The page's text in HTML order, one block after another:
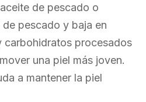
de pescado o
pescado y baja en
carbohidratos procesados
una piel más joven.
a mantener la piel